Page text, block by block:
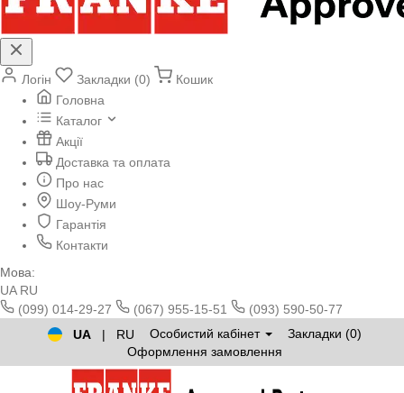
Логін Закладки (0)
Кошик
Головна
Каталог
Акції
Доставка та оплата
Про нас
Шоу-Руми
Гарантія
Контакти
Мова:
UA RU
(099) 014-29-27
(067) 955-15-51
(093) 590-50-77
UA
| RU Особистий кабінет
Закладки (0)
Оформлення замовлення